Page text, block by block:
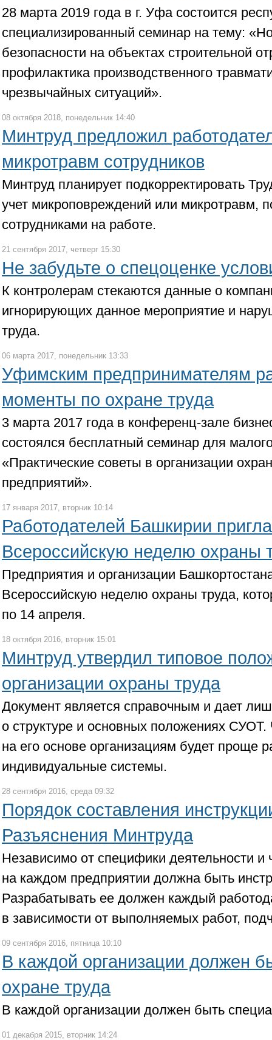
28 марта 2019 года в г. Уфа состоится
специализированный семинар на тему:
безопасности на объектах строительной
профилактика производственного
чрезвычайных ситуаций».
08 октября 2018, понедельник 14:40
Минтруд предложил
микротравм сотрудников
Минтруд планирует подкорректировать
учет микроповреждений или микротравм,
сотрудниками на работе.
21 сентября 2017, четверг 15:30
Не забудьте о спецоценке
К контролерам стекаются данные о
игнорирующих данное мероприятие и
труда.
06 марта 2017, понедельник 13:33
Уфимским предпринимателям
моменты по охране труда
3 марта 2017 года в конференц-зале
состоялся бесплатный семинар для
«Практические советы в организации
предприятий».
17 января 2017, вторник 10:14
Работодателей Башкирии
Всероссийскую неделю охраны
Предприятия и организации
Всероссийскую неделю охраны труда,
по 14 апреля.
18 октября 2016, вторник 15:01
Минтруд утвердил типовое
организации охраны труда
Документ является справочным и дает
о структуре и основных положениях СУОТ.
на его основе организациям будет проще
индивидуальные системы.
28 сентября 2016, среда 09:32
Порядок составления
Разъяснения Минтруда
Независимо от специфики деятельности и
на каждом предприятии должна быть
Разрабатывать ее должен каждый
в зависимости от выполняемых работ,
09 сентября 2016, пятница 10:10
В каждой организации должен
охране труда
В каждой организации должен быть
01 декабря 2015, вторник 14:24